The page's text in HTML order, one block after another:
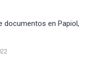
documentos en Papiol,